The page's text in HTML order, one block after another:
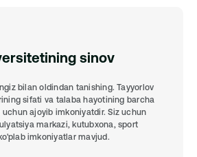
sinov
bilan oldindan tanishing. Tayyorlov
sifati va talaba hayotining barcha
ajoyib imkoniyatdir. Siz uchun
markazi, kutubxona, sport
imkoniyatlar mavjud.